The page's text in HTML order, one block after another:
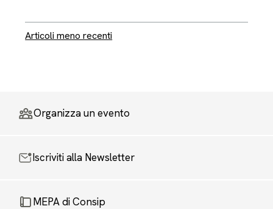
Navigazione articoli
Articoli meno recenti
Organizza un evento
Iscriviti alla Newsletter
MEPA di Consip